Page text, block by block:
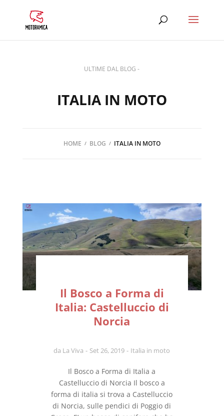
ULTIME DAL BLOG -
ITALIA IN MOTO
HOME BLOG ITALIA IN MOTO
Il Bosco a Forma di
Italia: Castelluccio di
Norcia
da La Viva Set 26, 2019 Italia in moto
Il Bosco a Forma di Italia a
Castelluccio di Norcia Il bosco a
forma di italia si trova a Castelluccio
di Norcia, sulle pendici di Poggio di